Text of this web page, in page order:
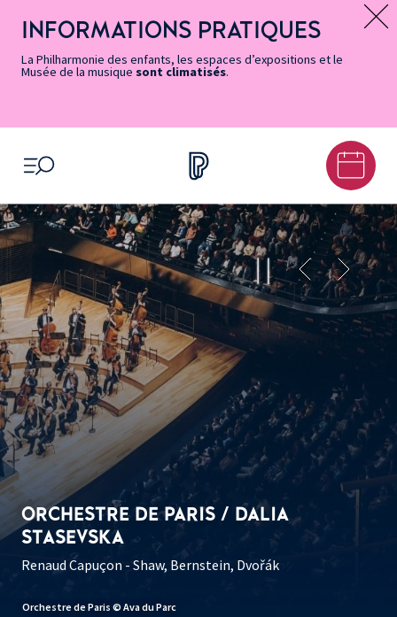
page
Accessibilité
accès
rapides
principal
contenu
principal
page
Message d’information
INFORMATIONS PRATIQUES
La Philharmonie des enfants, les espaces d’expositions et le
Musée de la musique sont climatisés.
OUVRIR LE MENU
Orchestre de Paris © Ava du Parc
ORCHESTRE DE PARIS / DALIA
STASEVSKA
Renaud Capuçon - Shaw, Bernstein, Dvořák